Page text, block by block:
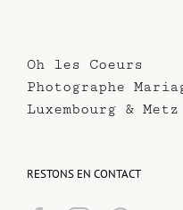
Oh les Coeurs
Photographe
Luxembourg & Metz
RESTONS EN CONTACT